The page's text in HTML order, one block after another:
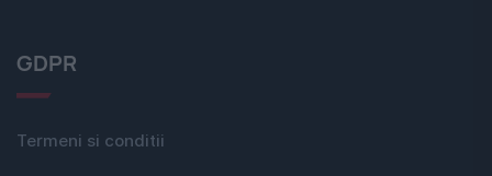
GDPR
Termeni si conditii